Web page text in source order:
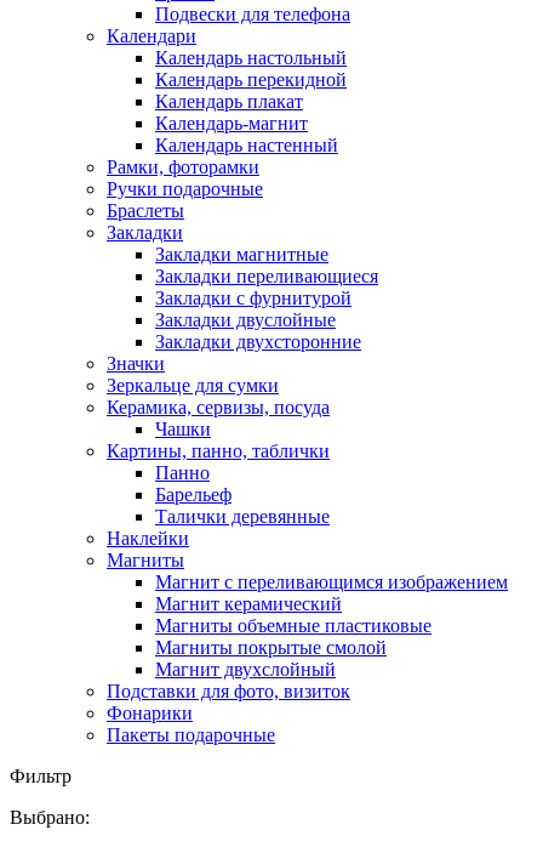
Подвески для телефона
Календари
Календарь настольный
Календарь перекидной
Календарь плакат
Календарь-магнит
Календарь настенный
Рамки, фоторамки
Ручки подарочные
Браслеты
Закладки
Закладки магнитные
Закладки переливающиеся
Закладки с фурнитурой
Закладки двуслойные
Закладки двухсторонние
Значки
Зеркальце для сумки
Керамика, сервизы, посуда
Чашки
Картины, панно, таблички
Панно
Барельеф
Талички деревянные
Наклейки
Магниты
Магнит с переливающимся изображением
Магнит керамический
Магниты объемные пластиковые
Магниты покрытые смолой
Магнит двухслойный
Подставки для фото, визиток
Фонарики
Пакеты подарочные
Фильтр
Выбрано: